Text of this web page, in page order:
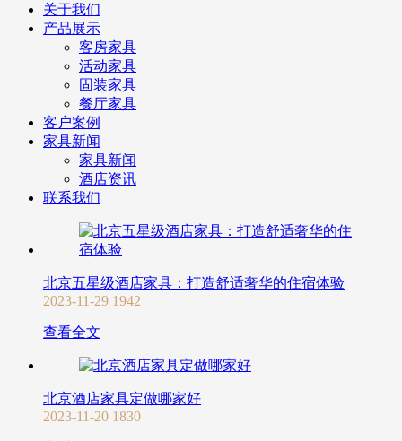
关于我们
产品展示
客房家具
活动家具
固装家具
餐厅家具
客户案例
家具新闻
家具新闻
酒店资讯
联系我们
北京五星级酒店家具：打造舒适奢华的住宿体验
2023-11-29 1942
查看全文
北京酒店家具定做哪家好
2023-11-20 1830